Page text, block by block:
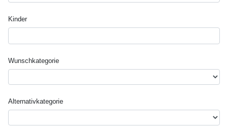
Kinder
Wunsch­kategorie
Alternativ­kategorie